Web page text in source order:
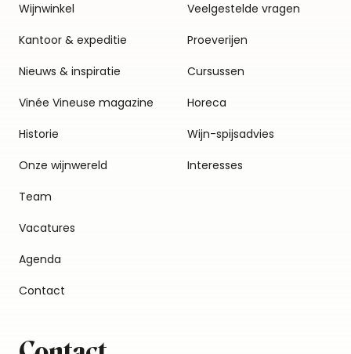
Wijnwinkel
Kantoor & expeditie
Nieuws & inspiratie
Vinée Vineuse magazine
Historie
Onze wijnwereld
Team
Vacatures
Agenda
Contact
Veelgestelde vragen
Proeverijen
Cursussen
Horeca
Wijn-spijsadvies
Interesses